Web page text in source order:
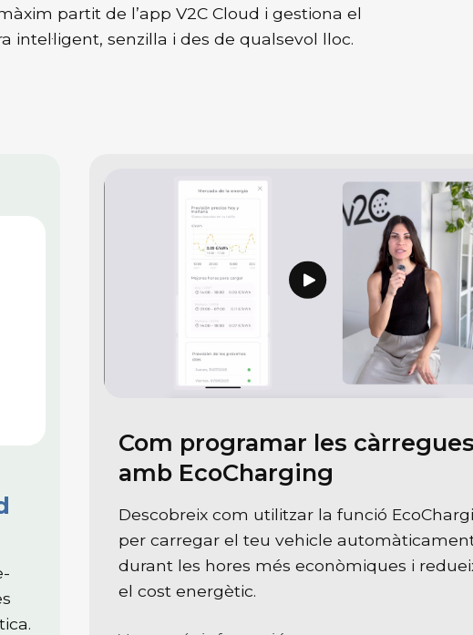
partit de l’app V2C Cloud i gestiona el
intel·ligent, senzilla i des de qualsevol lloc.
Com programar les càrregues
amb EcoCharging
Descobreix com utilitzar la funció
per carregar el teu vehicle
durant les hores més econòmiques i
el cost energètic.